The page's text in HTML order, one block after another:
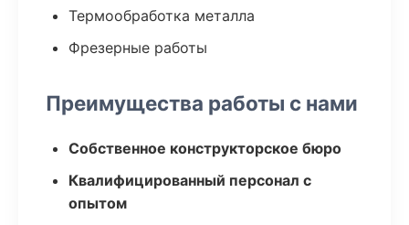
Термообработка металла
Фрезерные работы
Преимущества работы с нами
Собственное конструкторское бюро
Квалифицированный персонал с
опытом